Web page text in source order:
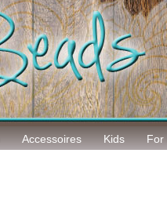
Accessoires Kids For